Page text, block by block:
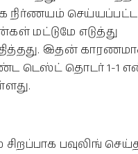
நிர்ணயம் செய்யப்பட்ட
மட்டுமே எடுத்து
இதன்
டெஸ்ட் தொடர் 1-1
பவுலிங்